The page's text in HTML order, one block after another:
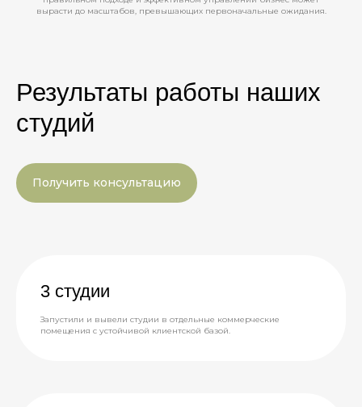
вырасти до масштабов, превышающих первоначальные ожидания.
Результаты работы наших
студий
Получить консультацию
3 студии
Запустили и вывели студии в отдельные коммерческие
помещения с устойчивой клиентской базой.